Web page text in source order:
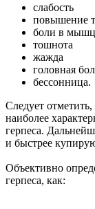
слабость
повышение
боли в
тошнота
жажда
головная
бессонница.
Следует
наиболее
герпеса.
и быстрее
Объективно
герпеса, как: